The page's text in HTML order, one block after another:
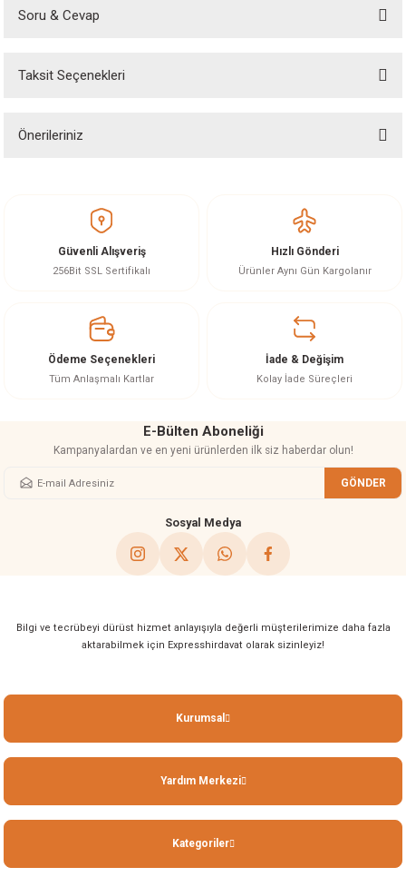
Soru & Cevap
Ürün hakkında henüz soru sorulmamış.
Taksit Seçenekleri
Önerileriniz
Görüş ve önerileriniz için teşekkür ederiz.
Ürün resmi kalitesiz, bozuk veya görüntülenemiyor.
Ürün bilgilerinde hatalar bulunuyor.
Bu ürüne benzer farklı alternatifler olmalı.
Güvenli Alışveriş
256Bit SSL Sertifikalı
Hızlı Gönderi
Ürünler Aynı Gün Kargolanır
Ödeme Seçenekleri
Tüm Anlaşmalı Kartlar
İade & Değişim
Kolay İade Süreçleri
E-Bülten Aboneliği
Kampanyalardan ve en yeni ürünlerden ilk siz haberdar olun!
GÖNDER
Sosyal Medya
Bilgi ve tecrübeyi dürüst hizmet anlayışıyla değerli müşterilerimize daha fazla
aktarabilmek için Expresshirdavat olarak sizinleyiz!
Kurumsal
Yardım Merkezi
Kategoriler